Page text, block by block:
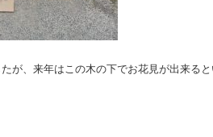
が、来年はこの木の下でお花見が出来る